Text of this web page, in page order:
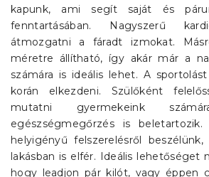
kapunk, ami segít saját és
fenntartásában. Nagyszerű
átmozgatni a fáradt izmokat.
méretre állítható, így akár már a
számára is ideális lehet. A
korán elkezdeni. Szülőként
mutatni gyermekeink
egészségmegőrzés is
helyigényű felszerelésről
lakásban is elfér. Ideális lehetőséget
hogy leadjon pár kilót, vagy éppen